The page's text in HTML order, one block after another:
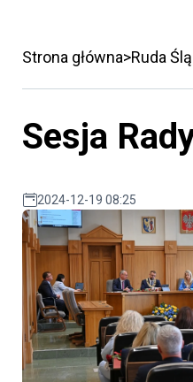
Strona główna Ruda
Sesja
2024-12-19 08:25